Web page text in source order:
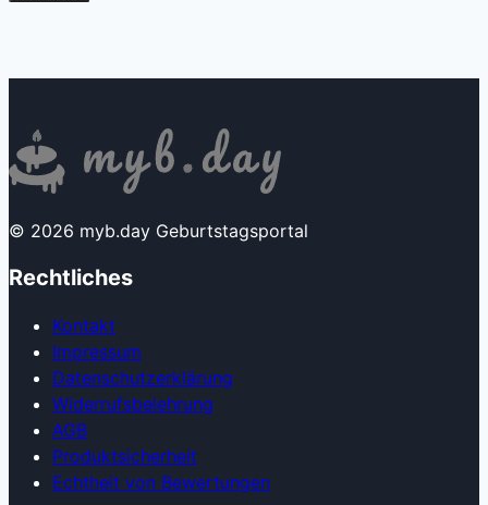
© 2026 myb.day Geburtstagsportal
Rechtliches
Kontakt
Impressum
Datenschutzerklärung
Widerrufsbelehrung
AGB
Produkt­sicherheit
Echtheit von Bewertungen